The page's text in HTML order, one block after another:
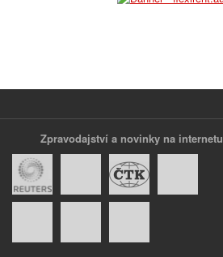
Zpravodajství a novinky na internetu